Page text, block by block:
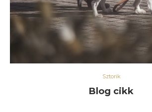
Sztorik
Blog cikk